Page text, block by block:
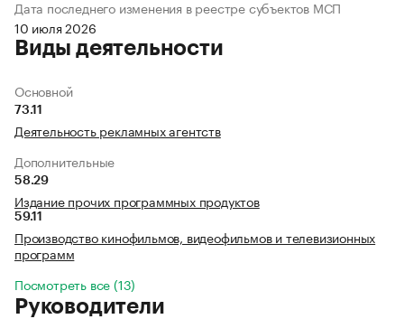
Дата последнего изменения в реестре субъектов МСП
10 июля 2026
Виды деятельности
Основной
73.11
Деятельность рекламных агентств
Дополнительные
58.29
Издание прочих программных продуктов
59.11
Производство кинофильмов, видеофильмов и телевизионных
программ
Посмотреть все (13)
Руководители